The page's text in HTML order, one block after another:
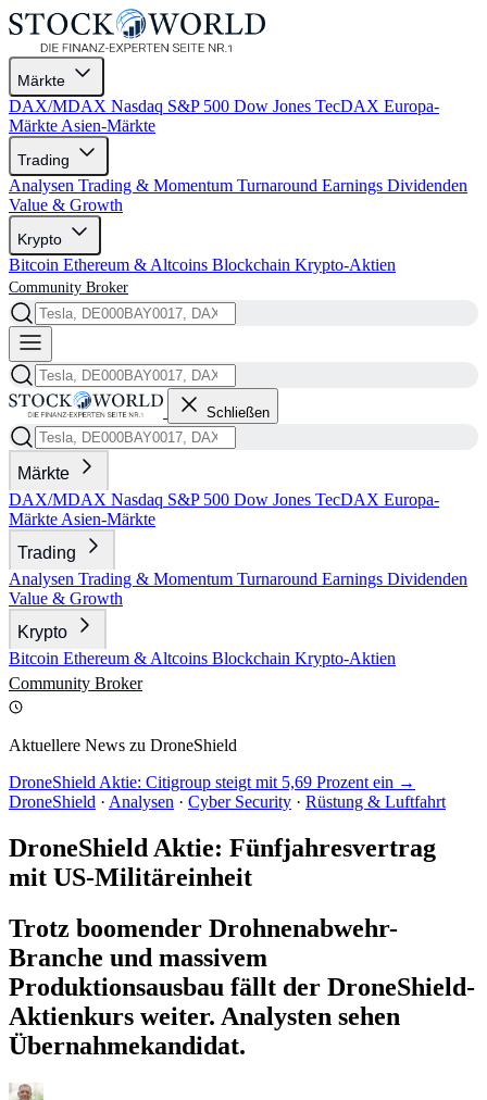
Märkte
DAX/MDAX Nasdaq S&P 500 Dow Jones TecDAX Europa-
Märkte Asien-Märkte
Trading
Analysen Trading & Momentum Turnaround Earnings Dividenden
Value & Growth
Krypto
Bitcoin Ethereum & Altcoins Blockchain Krypto-Aktien
Community Broker
Schließen
Märkte
DAX/MDAX Nasdaq S&P 500 Dow Jones TecDAX Europa-
Märkte Asien-Märkte
Trading
Analysen Trading & Momentum Turnaround Earnings Dividenden
Value & Growth
Krypto
Bitcoin Ethereum & Altcoins Blockchain Krypto-Aktien
Community Broker
Aktuellere News zu DroneShield
DroneShield Aktie: Citigroup steigt mit 5,69 Prozent ein →
DroneShield · Analysen · Cyber Security · Rüstung & Luftfahrt
DroneShield Aktie: Fünfjahresvertrag
mit US-Militäreinheit
Trotz boomender Drohnenabwehr-
Branche und massivem
Produktionsausbau fällt der DroneShield-
Aktienkurs weiter. Analysten sehen
Übernahmekandidat.